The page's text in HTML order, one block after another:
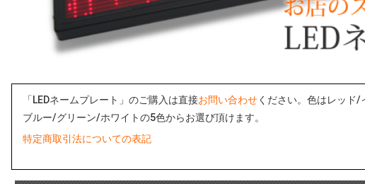
「LEDネームプレート」のご購入は直接お問い合わせください。色はレッド/
ブルー/グリーン/ホワイトの5色からお選び頂けます。
特定商取引法についての表記